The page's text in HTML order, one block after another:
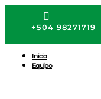

+504 98271719
Inicio
Equipo